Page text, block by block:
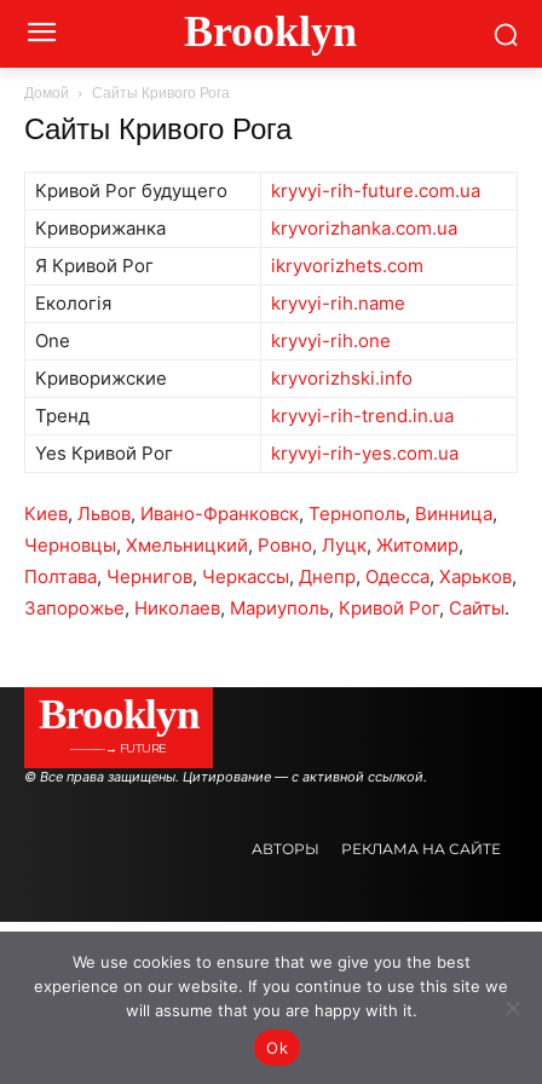
Brooklyn
Домой Сайты Кривого Рога
Сайты Кривого Рога
Кривой Рог будущего
kryvyi-rih-future.com.ua
Криворижанка
kryvorizhanka.com.ua
Я Кривой Рог
ikryvorizhets.com
Екологія
kryvyi-rih.name
One
kryvyi-rih.one
Криворижские
kryvorizhski.info
Тренд
kryvyi-rih-trend.in.ua
Yes Кривой Рог
kryvyi-rih-yes.com.ua
Киев, Львов, Ивано-Франковск, Тернополь, Винница,
Черновцы, Хмельницкий, Ровно, Луцк, Житомир,
Полтава, Чернигов, Черкассы, Днепр, Одесса, Харьков,
Запорожье, Николаев, Мариуполь, Кривой Рог, Сайты.
Brooklyn
———→ FUTURE
© Все права защищены. Цитирование — с активной ссылкой.
АВТОРЫ РЕКЛАМА НА САЙТЕ
We use cookies to ensure that we give you the best
experience on our website. If you continue to use this site we
will assume that you are happy with it.
Ok
...